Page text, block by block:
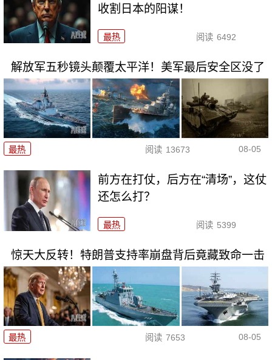
收割日本的阳谋！
最热 阅读 6492
解放军五秒镜头颠覆太平洋！美军最后安全区没了
最热 阅读 13673 08-05
前方在打仗，后方在“清场”，这仗
还怎么打？
最热 阅读 5399
惊天大反转！特朗普支持率崩盘背后竟藏致命一击
最热 阅读 7653 08-05